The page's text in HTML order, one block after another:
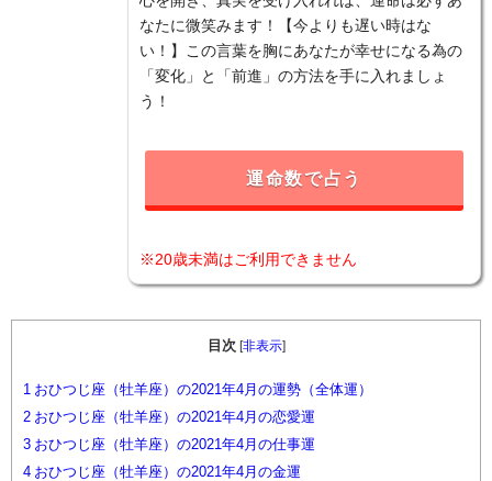
なたに微笑みます！【今よりも遅い時はな
い！】この言葉を胸にあなたが幸せになる為の
「変化」と「前進」の方法を手に入れましょ
う！
運命数で占う
※20歳未満はご利用できません
目次 非表示]
1 おひつじ座（牡羊座）の2021年4月の運勢（全体運）
2 おひつじ座（牡羊座）の2021年4月の恋愛運
3 おひつじ座（牡羊座）の2021年4月の仕事運
4 おひつじ座（牡羊座）の2021年4月の金運